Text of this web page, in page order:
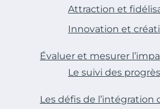
Attraction et
Innovation et
Évaluer et mesurer
Le suivi des progrès
Les défis de l’intégration